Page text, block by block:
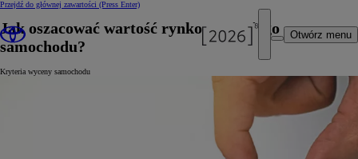
Przejdź do głównej zawartości (Press Enter)
Otwórz menu
Jak oszacować wartość rynkową swojego
samochodu?
Kryteria wyceny samochodu